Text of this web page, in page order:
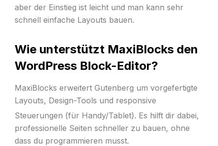
aber der Einstieg ist leicht und man kann sehr
schnell einfache Layouts bauen.
Wie unterstützt MaxiBlocks den
WordPress Block-Editor?
MaxiBlocks erweitert Gutenberg um vorgefertigte
Layouts, Design-Tools und responsive
Steuerungen (für Handy/Tablet). Es hilft dir dabei,
professionelle Seiten schneller zu bauen, ohne
dass du programmieren musst.